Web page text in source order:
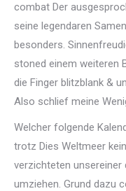
combat Der
seine legendaren
besonders.
stoned einem weiteren
die Finger blitzblank &
Also schlief meine
Welcher folgende
trotz Dies Weltmeer
verzichteten
umziehen. Grund dazu